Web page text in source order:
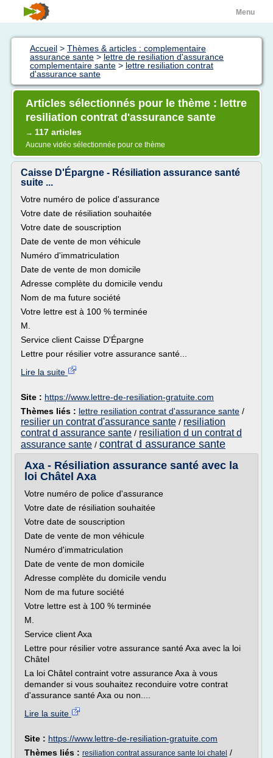
Menu
Accueil > Thèmes & articles : complementaire
assurance sante > lettre de resiliation d'assurance
complementaire sante > lettre resiliation contrat
d'assurance sante
Articles sélectionnés pour le thème : lettre
resiliation contrat d'assurance sante
→ 117 articles
Aucune vidéo sélectionnée pour ce thème
Caisse D'Épargne - Résiliation assurance santé
suite ...
Votre numéro de police d'assurance
Votre date de résiliation souhaitée
Votre date de souscription
Date de vente de mon véhicule
Numéro d'immatriculation
Date de vente de mon domicile
Adresse complète du domicile vendu
Nom de ma future société
Votre lettre est à 100 % terminée
M.
Service client Caisse D'Épargne
Lettre pour résilier votre assurance santé...
Lire la suite
Site : https://www.lettre-de-resiliation-gratuite.com
Thèmes liés : lettre resiliation contrat d'assurance sante /
resilier un contrat d'assurance sante / resiliation
contrat d assurance sante / resiliation d un contrat d
assurance sante / contrat d assurance sante
Axa - Résiliation assurance santé avec la
loi Châtel Axa
Votre numéro de police d'assurance
Votre date de résiliation souhaitée
Votre date de souscription
Date de vente de mon véhicule
Numéro d'immatriculation
Date de vente de mon domicile
Adresse complète du domicile vendu
Nom de ma future société
Votre lettre est à 100 % terminée
M.
Service client Axa
Lettre pour résilier votre assurance santé Axa avec la loi
Châtel
La loi Châtel contraint votre assurance Axa à vous
demander si vous souhaitez reconduire votre contrat
d'assurance santé Axa ou non....
Lire la suite
Site : https://www.lettre-de-resiliation-gratuite.com
Thèmes liés : resiliation contrat assurance sante loi chatel /